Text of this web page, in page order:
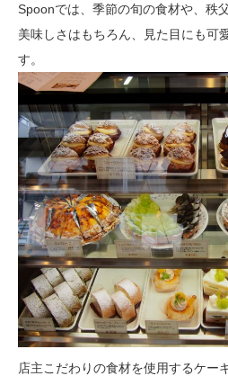
Spoonでは、季節の旬の食材や、秩
美味しさはもちろん、見た目にも可
す。
店主こだわりの食材を使用するケーキ